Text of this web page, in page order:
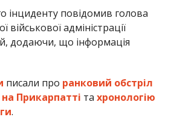
інциденту повідомив голова
військової адміністрації
додаючи, що інформація
писали про ранковий обстріл
Прикарпатті та хронологію
.